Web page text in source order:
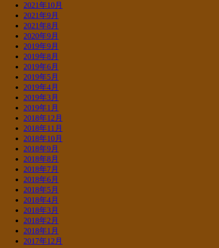
2021年10月
2021年9月
2021年8月
2020年9月
2019年9月
2019年8月
2019年6月
2019年5月
2019年4月
2019年3月
2019年1月
2018年12月
2018年11月
2018年10月
2018年9月
2018年8月
2018年7月
2018年6月
2018年5月
2018年4月
2018年3月
2018年2月
2018年1月
2017年12月